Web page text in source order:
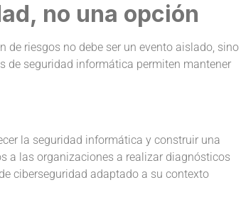
no una opción
de riesgos no debe ser un evento aislado, sino
de seguridad informática permiten mantener
la seguridad informática y construir una
a las organizaciones a realizar diagnósticos
ciberseguridad adaptado a su contexto